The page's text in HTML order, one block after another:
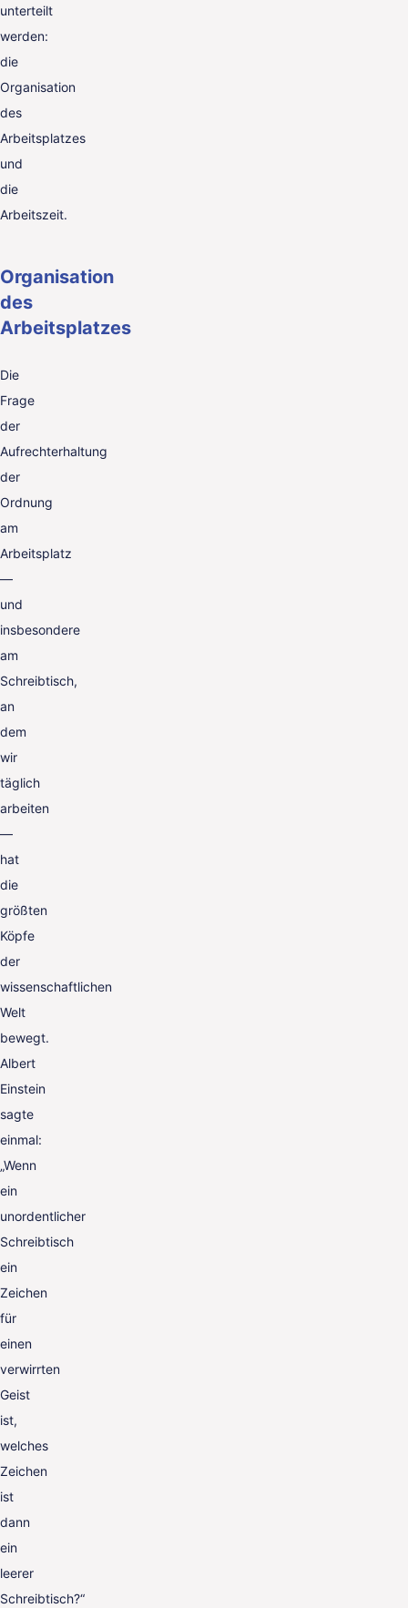
unterteilt
werden:
die
Organisation
des
Arbeitsplatzes
und
die
Arbeitszeit.
Organisation
des
Arbeitsplatzes
Die
Frage
der
Aufrechterhaltung
der
Ordnung
am
Arbeitsplatz
—
und
insbesondere
am
Schreibtisch,
an
dem
wir
täglich
arbeiten
—
hat
die
größten
Köpfe
der
wissenschaftlichen
Welt
bewegt.
Albert
Einstein
sagte
einmal:
„Wenn
ein
unordentlicher
Schreibtisch
ein
Zeichen
für
einen
verwirrten
Geist
ist,
welches
Zeichen
ist
dann
ein
leerer
Schreibtisch?“